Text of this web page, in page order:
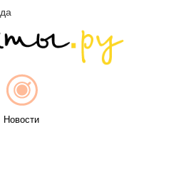
Новости